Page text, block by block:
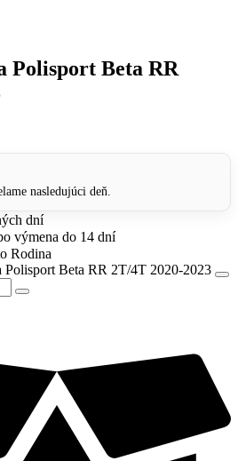
Polisport Beta RR
nasledujúci deň.
dní
výmena do 14 dní
Rodina
Beta RR 2T/4T 2020-2023